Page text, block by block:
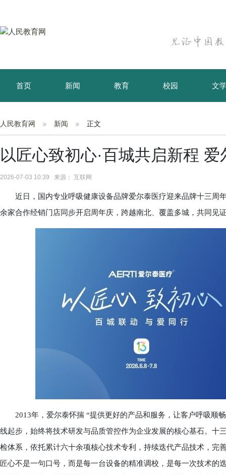
首页 新闻 教育 校园 文
育儿 资讯
人民教育网 新闻 正文
以匠心致初心·百城共启新程
2026-07-03 10:39 来源： 互联网
近日，国内专业呼吸健康设备品牌爱尔泰医疗迎来品牌十三周
余家合作经销门店同步开启周年庆，跨越南北、覆盖多城，共同见
2013年，爱尔泰怀揣 “提供更好的产品和服务，让客户呼吸顺
线起步，始终将技术研发与品质管控作为企业发展的核心基石。十
检体系，依托累计六十余项核心技术专利，持续迭代产品技术，完
匠心不是一句口号，而是每一台设备的精准调校，是每一次技术